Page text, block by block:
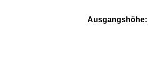
Ausgangshöhe: